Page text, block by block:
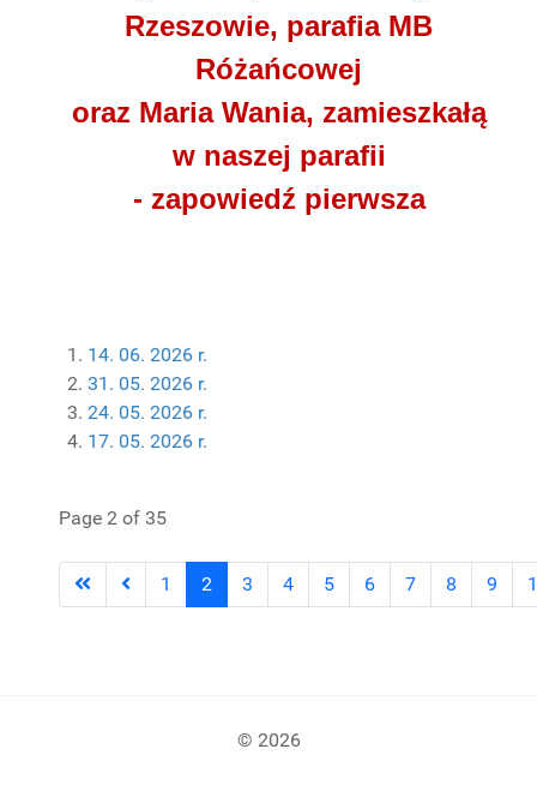
Rzeszowie, parafia MB
Różańcowej
oraz Maria Wania, zamieszkałą
w naszej parafii
- zapowiedź pierwsza
14. 06. 2026 r.
31. 05. 2026 r.
24. 05. 2026 r.
17. 05. 2026 r.
Page 2 of 35
1 2 3 4 5 6 7 8 9
© 2026